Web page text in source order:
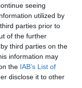
seeing
utilized by
parties prior to
of the further
third parties on the
information may
the IAB’s List of
disclose it to other